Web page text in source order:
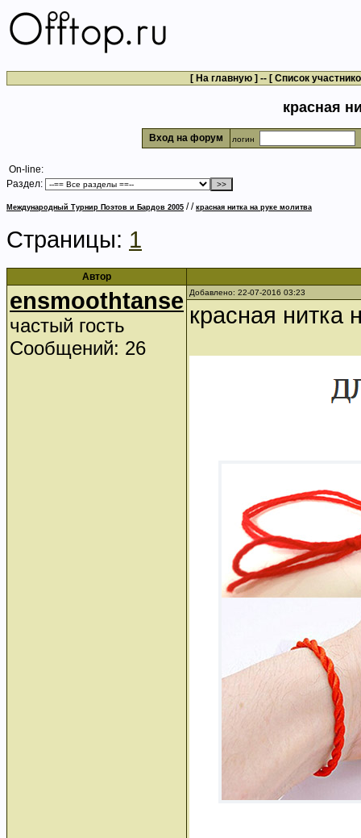
[ На главную ] -- [ Список
красная
Вход на форум логин
On-line:
Раздел:
Международный Турнир Поэтов и Бардов 2005 // красная нитка на руке молитва
Страницы: 1
Автор
ensmoothtanse
частый гость
Сообщений: 26
Добавлено: 22-07-2016 03:23
красная нитка